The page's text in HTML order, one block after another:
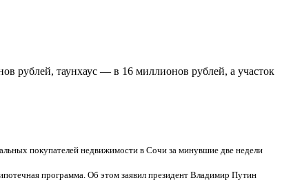
рублей, таунхаус — в 16 миллионов рублей, а участок
покупателей недвижимости в Сочи за минувшие две недели
программа. Об этом заявил президент Владимир Путин